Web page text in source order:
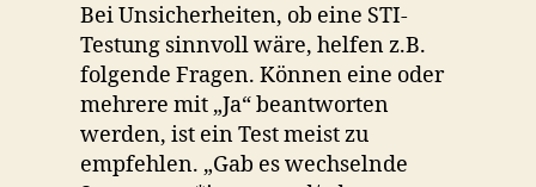
Bei Unsicherheiten, ob eine STI-
Testung sinnvoll wäre, helfen z.B.
folgende Fragen. Können eine oder
mehrere mit „Ja“ beantworten
werden, ist ein Test meist zu
empfehlen. „Gab es wechselnde